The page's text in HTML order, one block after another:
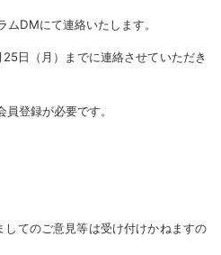
DMにて連絡いたします。
日（月）までに連絡させていただき
登録が必要です。
てのご意見等は受け付けかねますの